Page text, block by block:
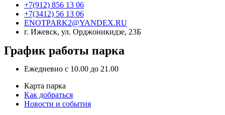
+7(912) 856 13 06
+7(3412) 56 13 06
ENOTPARK2@YANDEX.RU
г. Ижевск, ул. Орджоникидзе, 23Б
График работы парка
Ежедневно с 10.00 до 21.00
Карта парка
Как добраться
Новости и события